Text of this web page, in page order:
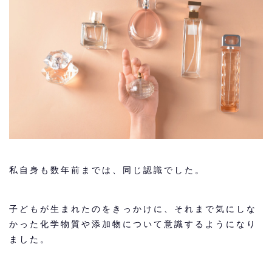
私自身も数年前までは、同じ認識でした。
子どもが生まれたのをきっかけに、それまで気にしな
かった化学物質や添加物について意識するようになり
ました。